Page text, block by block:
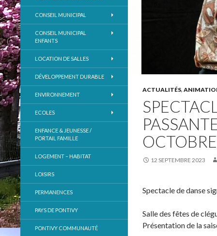
ACTUALITÉS,
12 SEPTEMBRE 2023
Spectacle de danse
Salle des fêtes de
Présentation de la
CONSEIL MUNICIPAL
CONSEIL MUNICIPAL
ENFANTS
LOCATION DE SALLES
DÉVELOPPEMENT DURABLE
ENVIRONNEMENT
ECOLES
ENFANCE & JEUNESSE /
PORTAIL FAMILLE
LOGEMENT – HABITAT
LOISIRS
PERMANENCES
PAYS DE PONTIVY
PONTIVY COMMUNAUTÉ